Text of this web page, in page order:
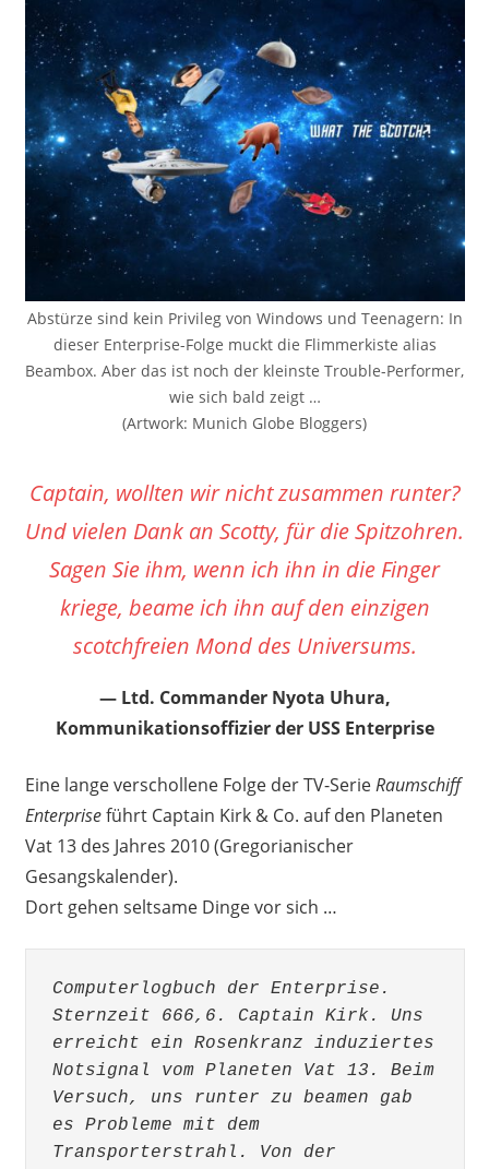
Abstürze sind kein Privileg von Windows und Teenagern: In
dieser Enterprise-Folge muckt die Flimmerkiste alias
Beambox. Aber das ist noch der kleinste Trouble-Performer,
wie sich bald zeigt …
(Artwork: Munich Globe Bloggers)
Captain, wollten wir nicht zusammen runter?
Und vielen Dank an Scotty, für die Spitzohren.
Sagen Sie ihm, wenn ich ihn in die Finger
kriege, beame ich ihn auf den einzigen
scotchfreien Mond des Universums.
Ltd. Commander Nyota Uhura,
Kommunikationsoffizier der USS Enterprise
Eine lange verschollene Folge der TV-SerieRaumschiff
Enterpriseführt Captain Kirk & Co. auf den Planeten
Vat 13 des Jahres 2010 (Gregorianischer
Gesangskalender).
Dort gehen seltsame Dinge vor sich …
Computerlogbuch der Enterprise.
Sternzeit 666,6. Captain Kirk. Uns
erreicht ein Rosenkranz induziertes
Notsignal vom Planeten Vat 13. Beim
Versuch, uns runter zu beamen gab
es Probleme mit dem
Transporterstrahl. Von der